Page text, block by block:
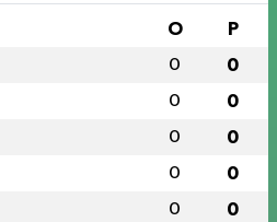
O P
0 0
0 0
0 0
0 0
0 0